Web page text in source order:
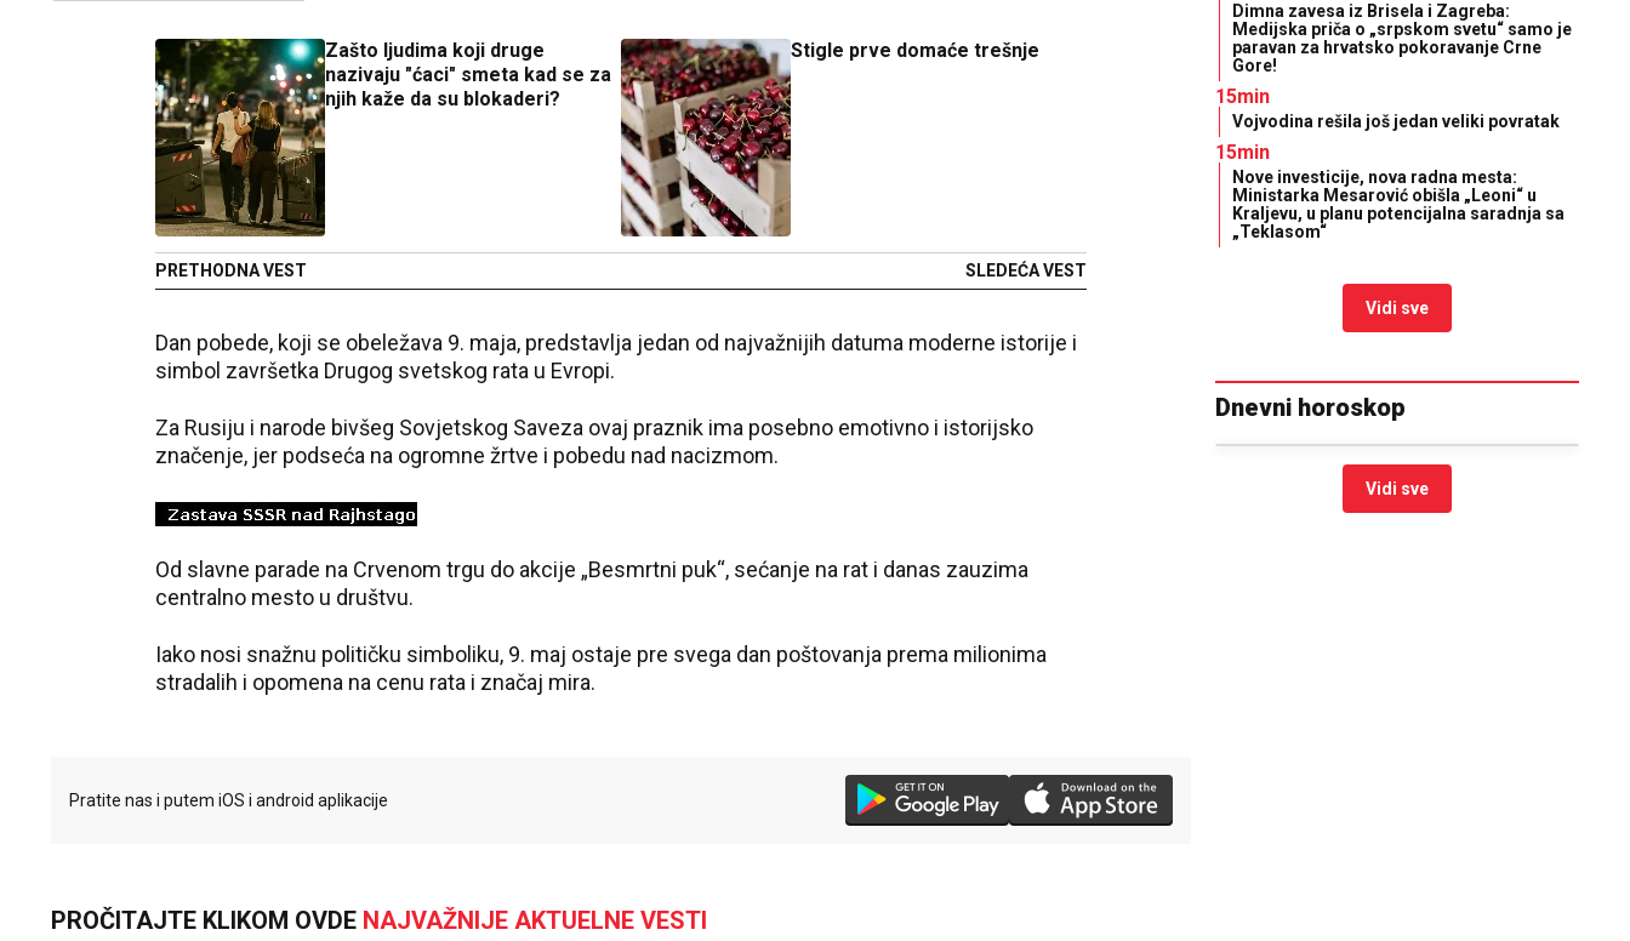
Zašto ljudima koji druge
nazivaju "ćaci" smeta kad se za
njih kaže da su blokaderi?
PRETHODNA VEST
Stigle prve domaće trešnje
SLEDEĆA VEST
Dan pobede, koji se obeležava 9. maja, predstavlja jedan od najvažnijih datuma moderne istorije i
simbol završetka Drugog svetskog rata u Evropi.
Za Rusiju i narode bivšeg Sovjetskog Saveza ovaj praznik ima posebno emotivno i istorijsko
značenje, jer podseća na ogromne žrtve i pobedu nad nacizmom.
Od slavne parade na Crvenom trgu do akcije „Besmrtni puk“, sećanje na rat i danas zauzima
centralno mesto u društvu.
Iako nosi snažnu političku simboliku, 9. maj ostaje pre svega dan poštovanja prema milionima
stradalih i opomena na cenu rata i značaj mira.
Pratite nas i putem iOS i android aplikacije
PROČITAJTE KLIKOM OVDE NAJVAŽNIJE AKTUELNE VESTI
Dimna zavesa iz Brisela i Zagreba:
Medijska priča o „srpskom svetu“ samo je
paravan za hrvatsko pokoravanje Crne
Gore!
15min
Vojvodina rešila još jedan veliki povratak
15min
Nove investicije, nova radna mesta:
Ministarka Mesarović obišla „Leoni“ u
Kraljevu, u planu potencijalna saradnja sa
„Teklasom“
Vidi sve
Dnevni horoskop
Vidi sve